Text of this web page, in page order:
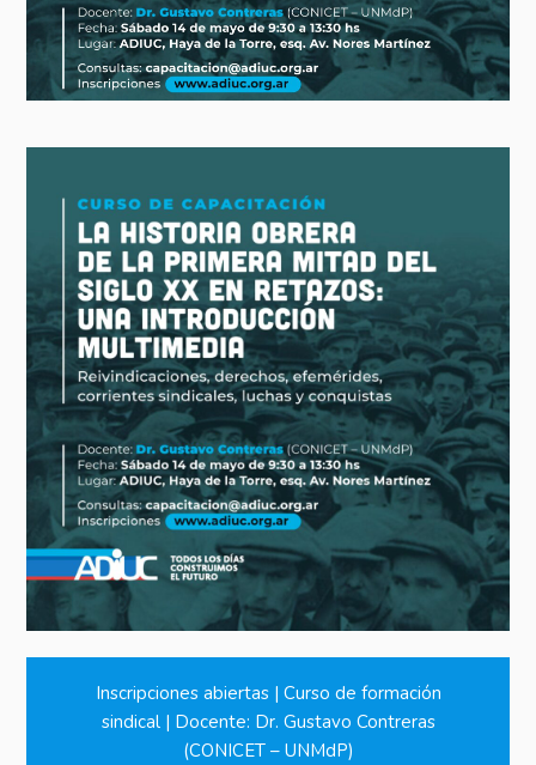
Inscripciones abiertas | Curso de formación
sindical | Docente: Dr. Gustavo Contreras
(CONICET – UNMdP)